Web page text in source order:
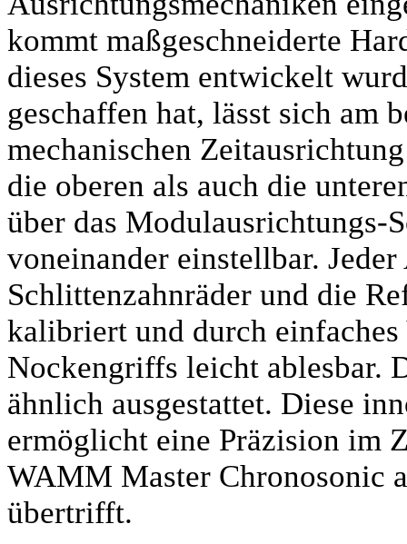
kommt maßgeschneiderte
dieses System entwickelt
geschaffen hat, lässt sich am
mechanischen
die oberen als auch die
über das Modulausrichtungs-
voneinander einstellbar.
Schlittenzahnräder und die
kalibriert und durch einfaches
Nockengriffs leicht ablesbar.
ähnlich ausgestattet. Diese
ermöglicht eine Präzision im
WAMM Master Chronosonic
übertrifft.